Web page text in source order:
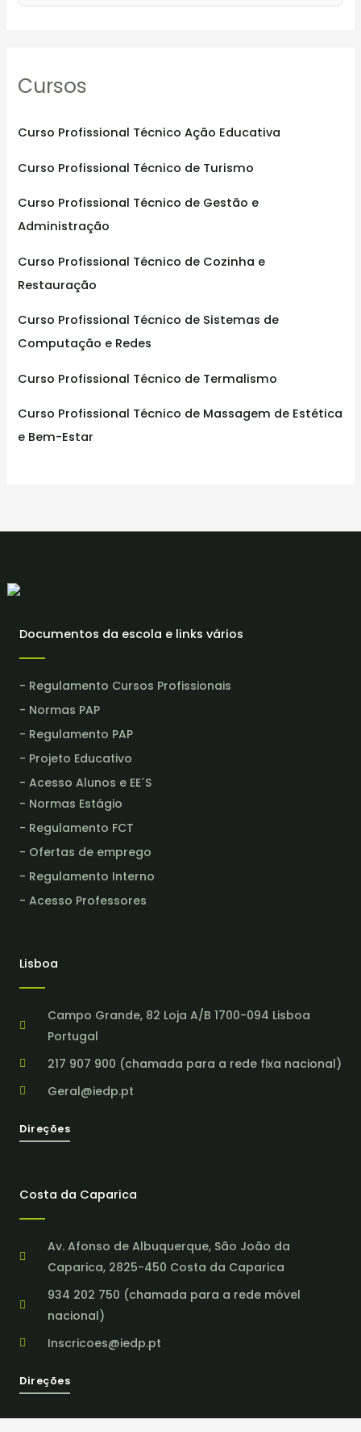
c
f
r
:
Cursos
Curso Profissional Técnico Ação Educativa
Curso Profissional Técnico de Turismo
Curso Profissional Técnico de Gestão e
Administração
Curso Profissional Técnico de Cozinha e
Restauração
Curso Profissional Técnico de Sistemas de
Computação e Redes
Curso Profissional Técnico de Termalismo
Curso Profissional Técnico de Massagem de Estética
e Bem-Estar
Documentos da escola e links vários
- Regulamento Cursos Profissionais
- Normas PAP
- Regulamento PAP
- Projeto Educativo
- Acesso Alunos e EE´S
- Normas Estágio
- Regulamento FCT
- Ofertas de emprego
- Regulamento Interno
- Acesso Professores
Lisboa
Campo Grande, 82 Loja A/B 1700-094 Lisboa
Portugal
217 907 900 (chamada para a rede fixa nacional)
Geral@iedp.pt
Direções
Costa da Caparica
Av. Afonso de Albuquerque, São João da
Caparica, 2825-450 Costa da Caparica
934 202 750 (chamada para a rede móvel
nacional)
Inscricoes@iedp.pt
Direções